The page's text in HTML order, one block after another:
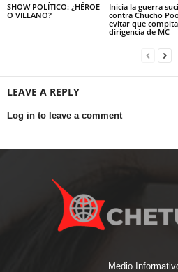
SHOW POLÍTICO: ¿HÉROE
O VILLANO?
Inicia la guerra
contra Chucho
evitar que
dirigencia de MC
LEAVE A REPLY
Log in to leave a comment
Medio